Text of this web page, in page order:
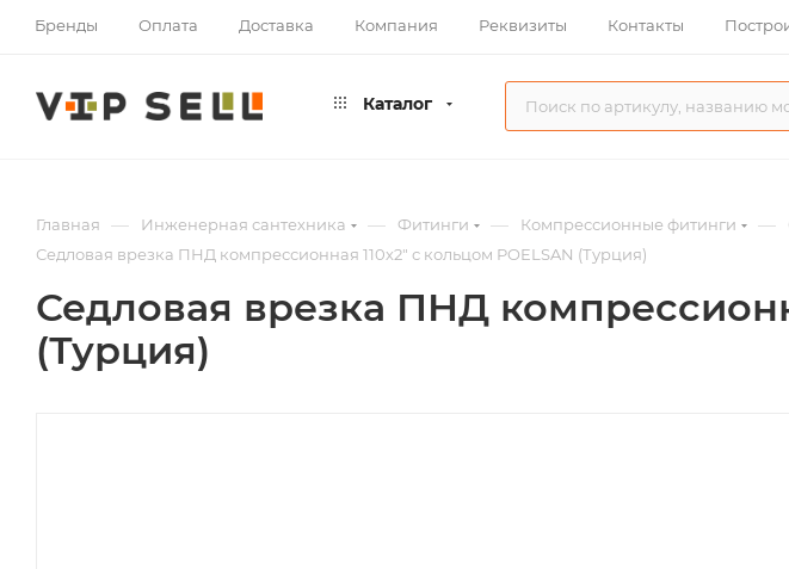
Бренды Оплата Доставка Компания Реквизиты Контакты
Каталог
Главная — Инженерная сантехника — Фитинги — Компрессионные фитинги —
Седловая врезка ПНД компрессионная 110х2" с кольцом POELSAN (Турция)
Седловая врезка ПНД
(Турция)